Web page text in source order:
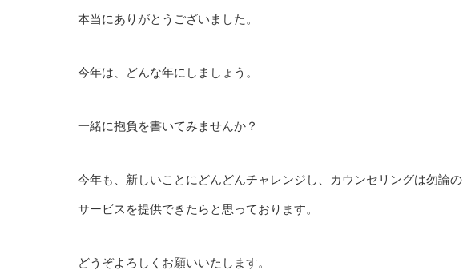
本当にありがとうございました。
今年は、どんな年にしましょう。
一緒に抱負を書いてみませんか？
今年も、新しいことにどんどんチャレンジし、カウンセリングは勿論
サービスを提供できたらと思っております。
どうぞよろしくお願いいたします。